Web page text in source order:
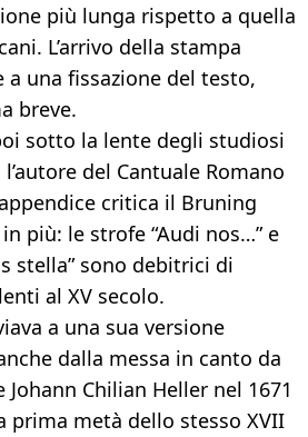
più lunga rispetto a quella
L’arrivo della stampa
una fissazione del testo,
breve.
sotto la lente degli studiosi
del Cantuale Romano
critica il Bruning
più: le strofe “Audi nos…” e
stella” sono debitrici di
al XV secolo.
a una sua versione
dalla messa in canto da
Chilian Heller nel 1671
prima metà dello stesso XVII